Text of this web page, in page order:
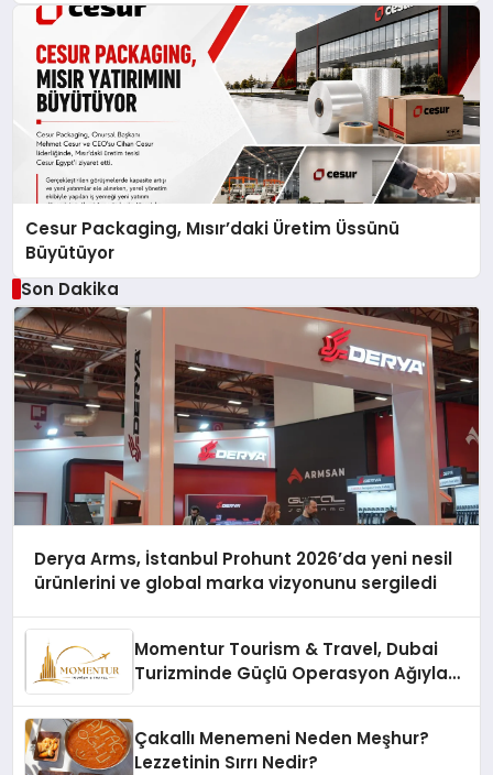
Cesur Packaging, Mısır’daki Üretim Üssünü
Büyütüyor
Son Dakika
Derya Arms, İstanbul Prohunt 2026’da yeni nesil
ürünlerini ve global marka vizyonunu sergiledi
Momentur Tourism & Travel, Dubai
Turizminde Güçlü Operasyon Ağıyla
Çakallı Menemeni Neden Meşhur?
Lezzetinin Sırrı Nedir?